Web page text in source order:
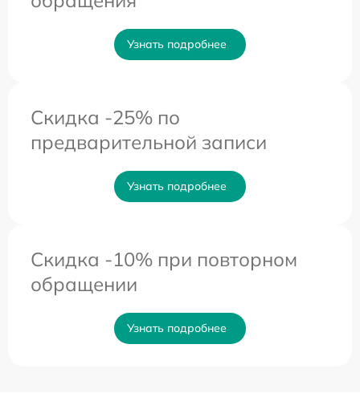
Узнать подробнее
Скидка -25% по
предварительной записи
Узнать подробнее
Скидка -10% при повторном
обращении
Узнать подробнее